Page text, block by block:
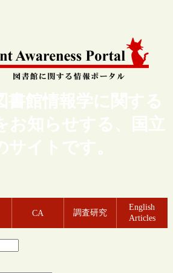
書館情報学に関する
お知らせする、国立
サイトです。
CA 調査研究
English
Articles